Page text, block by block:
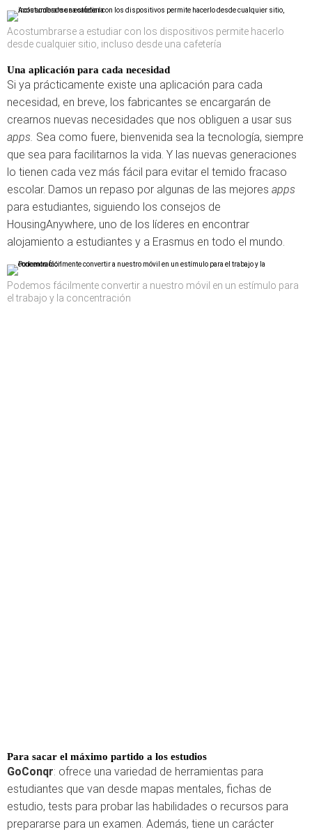
Acostumbrarse a estudiar con los dispositivos permite hacerlo
desde cualquier sitio, incluso desde una cafetería
Una aplicación para cada necesidad
Si ya prácticamente existe una aplicación para cada
necesidad, en breve, los fabricantes se encargarán de
crearnos nuevas necesidades que nos obliguen a usar sus
apps. Sea como fuere, bienvenida sea la tecnología, siempre
que sea para facilitarnos la vida. Y las nuevas generaciones
lo tienen cada vez más fácil para evitar el temido fracaso
escolar. Damos un repaso por algunas de las mejores apps
para estudiantes, siguiendo los consejos de
HousingAnywhere, uno de los líderes en encontrar
alojamiento a estudiantes y a Erasmus en todo el mundo.
Podemos fácilmente convertir a nuestro móvil en un estímulo para
el trabajo y la concentración
Para sacar el máximo partido a los estudios
GoConqr: ofrece una variedad de herramientas para
estudiantes que van desde mapas mentales, fichas de
estudio, tests para probar las habilidades o recursos para
prepararse para un examen. Además, tiene un carácter